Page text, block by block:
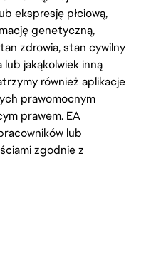
ekspresję płciową,
genetyczną,
zdrowia, stan cywilny
jakąkolwiek inną
również aplikacje
prawomocnym
prawem. EA
lub
zgodnie z